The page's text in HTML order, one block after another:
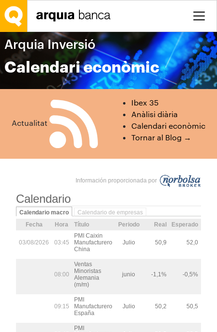
Salta al contingut principal
Arquia Inversió
Calendari econòmic
Actualitat
Ibex 35
Anàlisi diària
Calendari econòmic
Tornar al Blog →